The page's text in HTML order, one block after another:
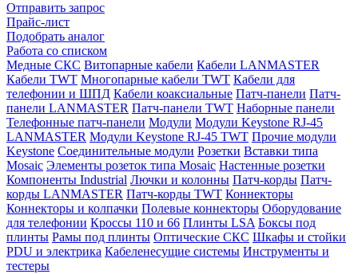
Отправить запрос
Прайс-лист
Подобрать аналог
Работа со списком
Медные СКС Витопарные кабели Кабели LANMASTER
Кабели TWT Многопарные кабели TWT Кабели для
телефонии и ШПД Кабели коаксиальные Патч-панели Патч-
панели LANMASTER Патч-панели TWT Наборные панели
Телефонные патч-панели Модули Модули Keystone RJ-45
LANMASTER Модули Keystone RJ-45 TWT Прочие модули
Keystone Соединительные модули Розетки Вставки типа
Mosaic Элементы розеток типа Mosaic Настенные розетки
Компоненты Industrial Лючки и колонны Патч-корды Патч-
корды LANMASTER Патч-корды TWT Коннекторы
Коннекторы и колпачки Полевые коннекторы Оборудование
для телефонии Кроссы 110 и 66 Плинты LSA Боксы под
плинты Рамы под плинты Оптические СКС Шкафы и стойки
PDU и электрика Кабеленесущие системы Инструменты и
тестеры